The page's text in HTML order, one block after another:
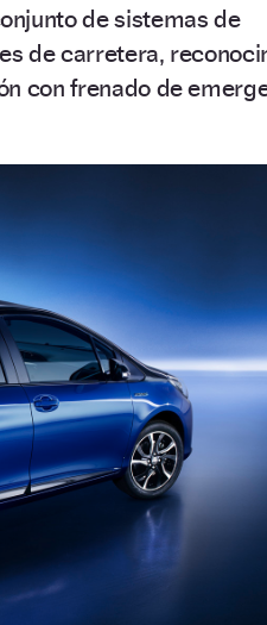
de sistemas de
de carretera,
con frenado de